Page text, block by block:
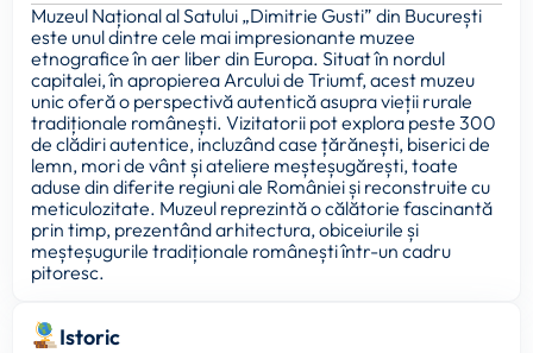
Muzeul Național al Satului „Dimitrie Gusti” din București
este unul dintre cele mai impresionante muzee
etnografice în aer liber din Europa. Situat în nordul
capitalei, în apropierea Arcului de Triumf, acest muzeu
unic oferă o perspectivă autentică asupra vieții rurale
tradiționale românești. Vizitatorii pot explora peste 300
de clădiri autentice, incluzând case țărănești, biserici de
lemn, mori de vânt și ateliere meșteșugărești, toate
aduse din diferite regiuni ale României și reconstruite cu
meticulozitate. Muzeul reprezintă o călătorie fascinantă
prin timp, prezentând arhitectura, obiceiurile și
meșteșugurile tradiționale românești într-un cadru
pitoresc.
Istoric